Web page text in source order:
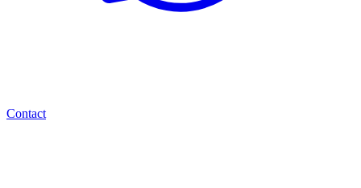
Contact